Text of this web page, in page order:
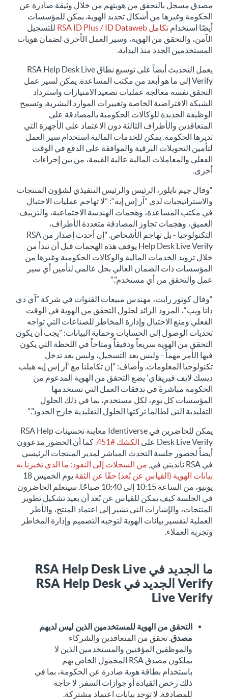
مصدق مسجل بالتحقق من هويتهم من خلال وثيقة صادرة عن
الحكومة وغيرها من أشكال تحديد الهوية. يمكن للمؤسسات
أيضًا استخدام تكامل RSA ID Plus / ID Dataweb
للتسجيل
الآمن، والتحقق من الهوية، وسير العمل الأخرى لضمان هويات
المستخدمين الجدد منذ البداية.
يعمل التحديث أيضاً على توسيع نطاق RSA Help Desk Live
Verify إلى ما هو أبعد من مكتب المساعدة. يمكن لسير عمل
التحقق نفسه معالجة عمليات تصعيد الامتيازات واسترداد
الشبكة الافتراضية الخاصة وتغييرات الموارد البشرية. وتسمح
الوظيفة الجديدة للوكالات الحكومية بالمصادقة على
المتعاقدين والأطراف الثالثة دون الاعتماد على الأجهزة التي
تديرها الحكومة. يمكن للخدمات المالية استخدام سير العمل
لتأمين التحويلات البرقية والموافقة على الدفع في الوقت
الفعلي والمعاملات المالية عالية القيمة، من بين إجراءات
أخرى.
“وقال جيم تايلور، الرئيس والرئيس التنفيذي لشؤون المنتجات
والاستراتيجيات لدى ”آر إس إيه“: ”لا تهاجم عمليات الاحتيال
في مكتب المساعدة، وهجمات الهندسة الاجتماعية، والتزييف
العميق، وهجمات تجاوز المصادقة متعددة الأطراف،
التكنولوجيا - بل تهاجم الأشخاص. "إن أحدث إصدار من RSA
Help Desk Live Verify يوقف هذه الهجمات قبل أن تبدأ من
خلال تزويد الخدمات المالية والوكالات الحكومية وغيرها من
المؤسسات ذات الضمان العالي بحل عالمي لتأمين أي سير
عمل والتحقق من أي مستخدم".”
“وقال كونور رايت، مهندس مبيعات القنوات في شركة ”آي دي
داتا ويب“، المزود الرائد لحلول التحقق من الهوية في الوقت
الفعلي ومنع الاحتيال وإدارة المخاطر للصناعات التي تواجه
تحديات الوصول إلى الحسابات وحماية البيانات: ”يجب أن يكون
التحقق من الهوية سريعاً ودقيقاً ومتاحاً في اللحظة التي يكون
فيها الأمر مهماً - وليس بعد التسجيل، وليس بعد تدخل
تكنولوجيا المعلومات. وأضاف: "إن تكاملنا مع 'آر إس إيه هيلب
ديسك لايف فيريفاي' يضع التحقق من الهوية المدعوم من
الحكومة مباشرةً في تدفقات العمل التي تستخدمها
المؤسسات كل يوم، لكل مستخدم، بما في ذلك الحلول
التقليدية التي لطالما تركتها الحلول التقليدية خارج الحدود".”
يمكن للحاضرين في Identiverse معاينة تحسينات RSA Help
Desk Live Verify على
الكشك #451
. كما أن الحضور مدعوون
أيضاً لحضور جلسة التحدث المباشر لمدير المنتجات الرئيسي
في RSA نانديني في,
من السجلات إلى النفوذ: ما الذي تخبرنا به
بيانات الهوية (القياس عن بُعد) حقًا عن الثقة
يوم الخميس 18
يونيو، من الساعة 10:15 إلى 10:40 صباحًا. سيتعلم الحاضرون
في الجلسة كيف يمكن للقياس عن بُعد أن يعيد تشكيل تطوير
المنتجات، والإشارات التي تشير إلى اعتماد المنتج، والأطر
العملية لتفسير بيانات الهوية لتوجيه التصميم وإدارة المخاطر
وتجربة العملاء.
ما الجديد في RSA Help Desk Live
Verify الجديد في RSA Help Desk
Live Verify
التحقق من الهوية للمستخدمين الذين ليس لديهم
مصدق. تحقق من المتعاقدين والشركاء
والموظفين المؤقتين والمستخدمين الذين لا
يملكون مصدق RSA المحمول الخاص بهم
باستخدام بطاقة هوية صادرة عن الحكومة، بما في
ذلك رخص القيادة أو جوازات السفر. لا حاجة
للمصادقة. لا توجد بيانات اعتماد مشتركة.